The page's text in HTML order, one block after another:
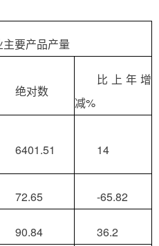
要产品产量
绝对数
比上年增
减%
6401.51 14
72.65 -65.82
90.84 36.2